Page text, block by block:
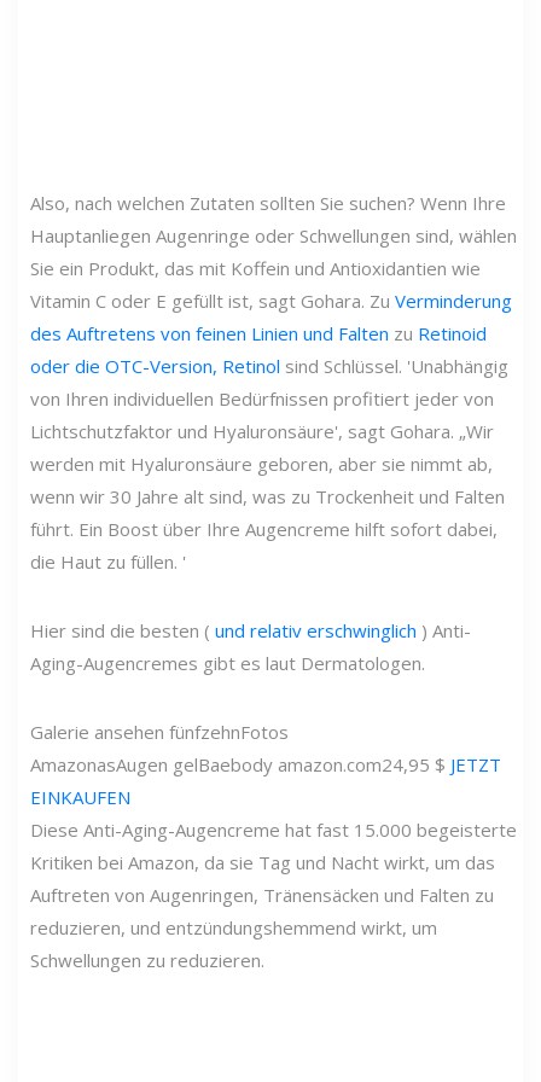
Also, nach welchen Zutaten sollten Sie suchen? Wenn Ihre
Hauptanliegen Augenringe oder Schwellungen sind, wählen
Sie ein Produkt, das mit Koffein und Antioxidantien wie
Vitamin C oder E gefüllt ist, sagt Gohara. Zu Verminderung
des Auftretens von feinen Linien und Falten zu Retinoid
oder die OTC-Version, Retinol sind Schlüssel. 'Unabhängig
von Ihren individuellen Bedürfnissen profitiert jeder von
Lichtschutzfaktor und Hyaluronsäure', sagt Gohara. „Wir
werden mit Hyaluronsäure geboren, aber sie nimmt ab,
wenn wir 30 Jahre alt sind, was zu Trockenheit und Falten
führt. Ein Boost über Ihre Augencreme hilft sofort dabei,
die Haut zu füllen. '
Hier sind die besten ( und relativ erschwinglich ) Anti-
Aging-Augencremes gibt es laut Dermatologen.
Galerie ansehen fünfzehnFotos
AmazonasAugen gelBaebody amazon.com24,95 $ JETZT
EINKAUFEN
Diese Anti-Aging-Augencreme hat fast 15.000 begeisterte
Kritiken bei Amazon, da sie Tag und Nacht wirkt, um das
Auftreten von Augenringen, Tränensäcken und Falten zu
reduzieren, und entzündungshemmend wirkt, um
Schwellungen zu reduzieren.